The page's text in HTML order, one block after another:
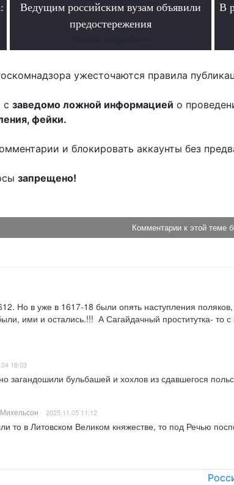
Ведущим российским вузам объявили
предостережения
В
ужесточаются правила
с заведомо ложной информацией о
фейки.
и блокировать аккаунты без
запрещено!
Комментарии к этой теме
Но в уже в 1617-18 были опять наступления
ими и остались.!!!  А Сагайдачный проститутка- то
18:03
загандошили бульбашей и хохлов из сдавшегося
2025.11.05 11:12
то в Литовском Великом княжестве, то под Речью